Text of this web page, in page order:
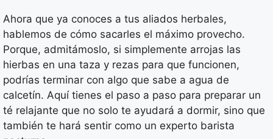
Ahora que ya conoces a tus aliados herbales,
hablemos de cómo sacarles el máximo provecho.
Porque, admitámoslo, si simplemente arrojas las
hierbas en una taza y rezas para que funcionen,
podrías terminar con algo que sabe a agua de
calcetín. Aquí tienes el paso a paso para preparar un
té relajante que no solo te ayudará a dormir, sino que
también te hará sentir como un experto barista